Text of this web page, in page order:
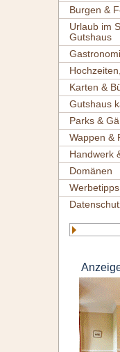
Burgen &
Urlaub im
Gutshaus
Karten &
Gutshaus
Parks &
Wappen &
Handwerk
Domänen